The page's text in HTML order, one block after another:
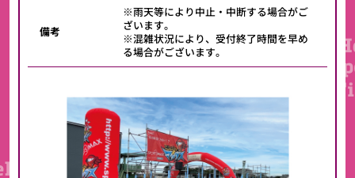
備考
※雨天等により中止・中断する場合がご
ざいます。
※混雑状況により、受付終了時間を早め
る場合がございます。